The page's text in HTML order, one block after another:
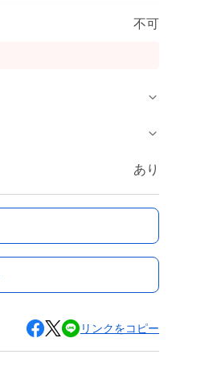
不可
あり
リンクをコピー